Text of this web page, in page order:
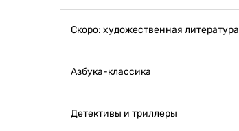
Скоро: художественная литература
Азбука-классика
Детективы и триллеры